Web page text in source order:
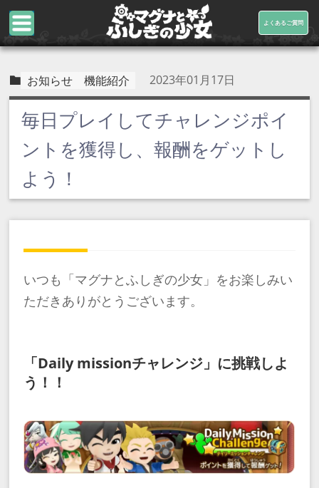
よくあるご質問
お知らせ 機能紹介 2023年01月17日
毎日プレイしてチャレンジポイ
ントを獲得し、報酬をゲットし
よう！
いつも「マグナとふしぎの少女」をお楽しみい
ただきありがとうございます。
「Daily missionチャレンジ」に挑戦しよ
う！！